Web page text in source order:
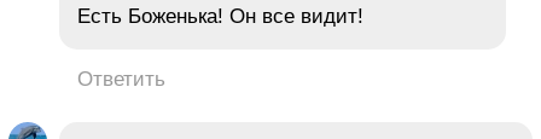
Есть Боженька! Он все видит!
Ответить